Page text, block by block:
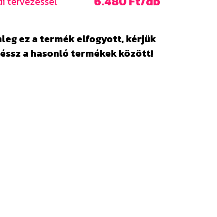
ez a termék elfogyott, kérjük
a hasonló termékek között!